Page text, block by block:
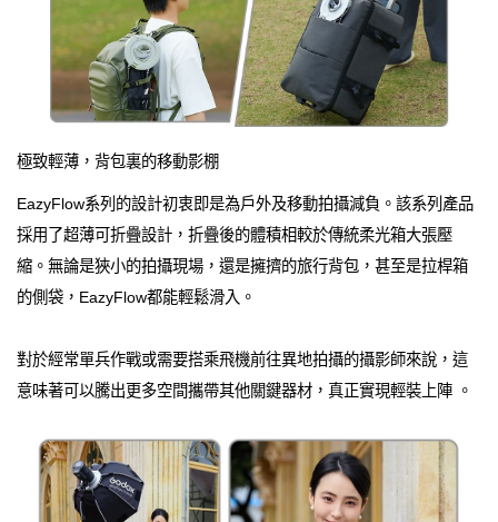
極致輕薄，背包裏的移動影棚
EazyFlow系列的設計初衷即是為戶外及移動拍攝減負。該系列產品
採用了超薄可折疊設計，折疊後的體積相較於傳統柔光箱大張壓
縮。無論是狹小的拍攝現場，還是擁擠的旅行背包，甚至是拉桿箱
的側袋，EazyFlow都能輕鬆滑入。
對於經常單兵作戰或需要搭乘飛機前往異地拍攝的攝影師來說，這
意味著可以騰出更多空間攜帶其他關鍵器材，真正實現輕裝上陣 。